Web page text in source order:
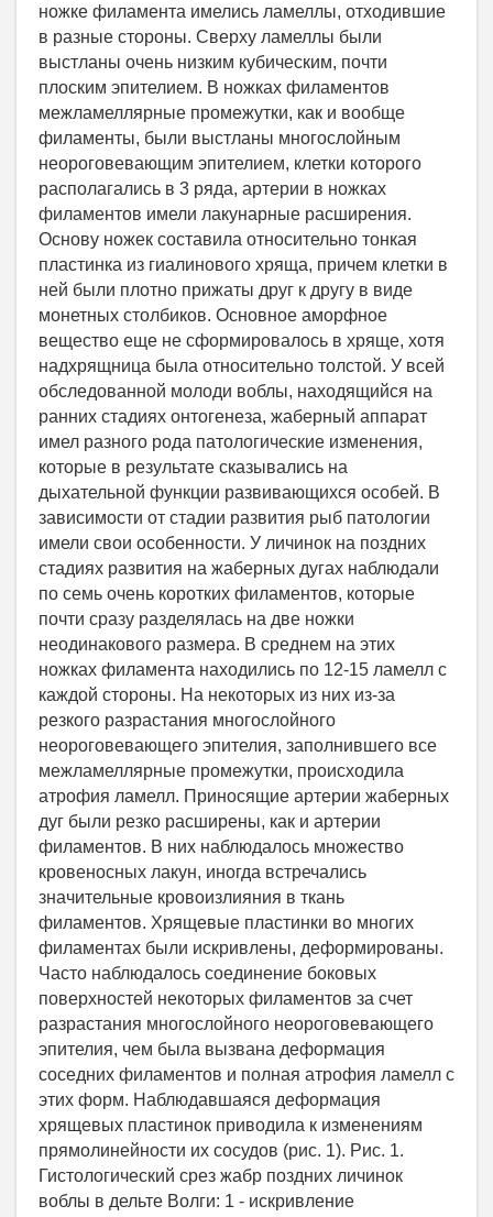
ножке филамента имелись ламеллы, отходившие
в разные стороны. Сверху ламеллы были
выстланы очень низким кубическим, почти
плоским эпителием. В ножках филаментов
межламеллярные промежутки, как и вообще
филаменты, были выстланы многослойным
неороговевающим эпителием, клетки которого
располагались в 3 ряда, артерии в ножках
филаментов имели лакунарные расширения.
Основу ножек составила относительно тонкая
пластинка из гиалинового хряща, причем клетки в
ней были плотно прижаты друг к другу в виде
монетных столбиков. Основное аморфное
вещество еще не сформировалось в хряще, хотя
надхрящница была относительно толстой. У всей
обследованной молоди воблы, находящийся на
ранних стадиях онтогенеза, жаберный аппарат
имел разного рода патологические изменения,
которые в результате сказывались на
дыхательной функции развивающихся особей. В
зависимости от стадии развития рыб патологии
имели свои особенности. У личинок на поздних
стадиях развития на жаберных дугах наблюдали
по семь очень коротких филаментов, которые
почти сразу разделялась на две ножки
неодинакового размера. В среднем на этих
ножках филамента находились по 12-15 ламелл с
каждой стороны. На некоторых из них из-за
резкого разрастания многослойного
неороговевающего эпителия, заполнившего все
межламеллярные промежутки, происходила
атрофия ламелл. Приносящие артерии жаберных
дуг были резко расширены, как и артерии
филаментов. В них наблюдалось множество
кровеносных лакун, иногда встречались
значительные кровоизлияния в ткань
филаментов. Хрящевые пластинки во многих
филаментах были искривлены, деформированы.
Часто наблюдалось соединение боковых
поверхностей некоторых филаментов за счет
разрастания многослойного неороговевающего
эпителия, чем была вызвана деформация
соседних филаментов и полная атрофия ламелл с
этих форм. Наблюдавшаяся деформация
хрящевых пластинок приводила к изменениям
прямолинейности их сосудов (рис. 1). Рис. 1.
Гистологический срез жабр поздних личинок
воблы в дельте Волги: 1 - искривление